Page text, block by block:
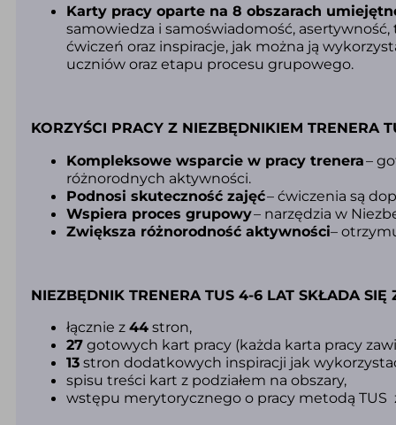
Karty pracy oparte na 8 obszarach
samowiedza i samoświadomość,
ćwiczeń oraz inspiracje, jak można ją
uczniów oraz etapu procesu grupowego.
KORZYŚCI PRACY Z NIEZBĘDNIKIEM TRENERA
Kompleksowe wsparcie w pracy trenera–
różnorodnych aktywności.
Podnosi skuteczność zajęć– ćwiczenia są
Wspiera proces grupowy– narzędzia w
Zwiększa różnorodność aktywności–
NIEZBĘDNIK TRENERA TUS 4-6 LAT SKŁADA SIĘ
łącznie z44 stron,
27 gotowych kart pracy (każda karta pracy
13 stron dodatkowych inspiracji jak
spisu treści kart z podziałem na obszary,
wstępu merytorycznego o pracy metodą TUS